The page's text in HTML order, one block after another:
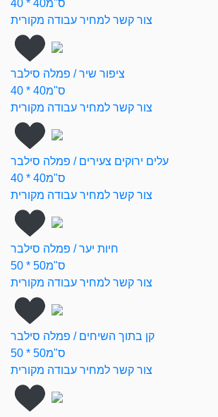
40 * 40ס"מ
צור קשר למחיר עבודה מקורית
ציפור שיר / פמלה סילבר
40 * 40ס"מ
צור קשר למחיר עבודה מקורית
עלים ירוקים צעירים / פמלה סילבר
40 * 40ס"מ
צור קשר למחיר עבודה מקורית
חיות יער / פמלה סילבר
50 * 50ס"מ
צור קשר למחיר עבודה מקורית
קן בתוך השיחים / פמלה סילבר
50 * 50ס"מ
צור קשר למחיר עבודה מקורית